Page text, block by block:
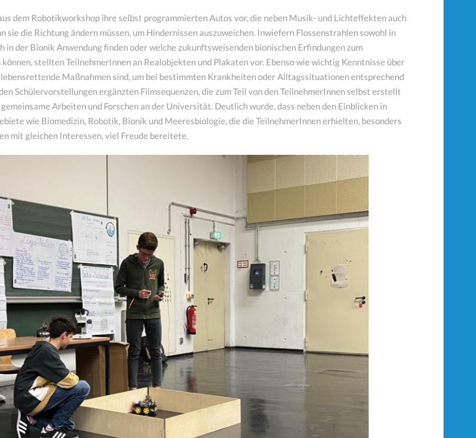
dem Robotikworkshop ihre selbst programmierten Autos vor, die neben Musik- und Lichteffekten auch
sie die Richtung ändern müssen, um Hindernissen auszuweichen. Inwiefern Flossenstrahlen sowohl in
in der Bionik Anwendung finden oder welche zukunftsweisenden bionischen Erfindungen zum
stellten TeilnehmerInnen an Realobjekten und Plakaten vor. Ebenso wie wichtig Kenntnisse über
lebensrettende Maßnahmen sind, um bei bestimmten Krankheiten oder Alltagssituationen entsprechend
Schülervorstellungen ergänzten Filmsequenzen, die zum Teil von den TeilnehmerInnen selbst erstellt
Arbeiten und Forschen an der Universität. Deutlich wurde, dass neben den Einblicken in
wie Biomedizin, Robotik, Bionik und Meeresbiologie, die die TeilnehmerInnen erhielten, besonders
mit gleichen Interessen, viel Freude bereitete.